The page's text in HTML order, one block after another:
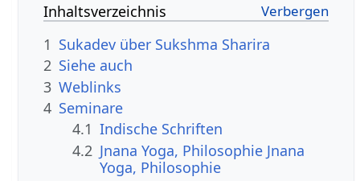
Inhaltsverzeichnis
1 Sukadev über Sukshma Sharira
2 Siehe auch
3 Weblinks
4 Seminare
4.1 Indische Schriften
4.2 Jnana Yoga, Philosophie Jnana
Yoga, Philosophie